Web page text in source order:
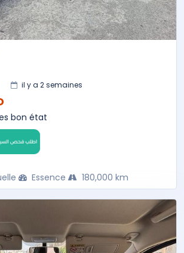
il y a 2 semaines
bon état
Essence 180,000 km